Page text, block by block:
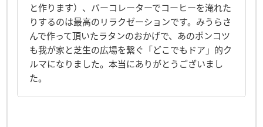
と作ります）、バーコレーターでコーヒーを淹れた
りするのは最高のリラクゼーションです。みうらさ
んで作って頂いたラタンのおかげで、あのポンコツ
も我が家と芝生の広場を繋ぐ「どこでもドア」的ク
ルマになりました。本当にありがとうございまし
た。